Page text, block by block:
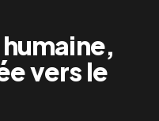
vers le